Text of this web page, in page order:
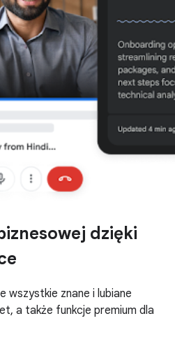
dzięki
wszystkie znane i lubiane
a także funkcje premium dla